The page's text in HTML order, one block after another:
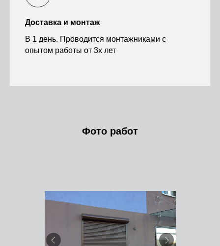
Доставка и монтаж
В 1 день. Проводится монтажниками с
опытом работы от 3х лет
Фото работ